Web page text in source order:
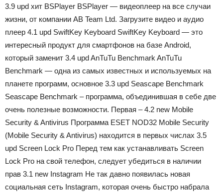
3.9 upd хит BSPlayer BSPlayer — видеоплеер на все случаи
жизни, от компании AB Team Ltd. Загрузите видео и аудио
плеер 4.1 upd SwiftKey Keyboard SwiftKey Keyboard — это
интересный продукт для смартфонов на базе Android,
который заменит 3.4 upd AnTuTu Benchmark AnTuTu
Benchmark — одна из самых известных и используемых на
планете программ, основное 3.3 upd Seascape Benchmark
Seascape Benchmark – программа, объединившая в себе две
очень полезные возможности. Первая – 4.2 new Mobile
Security & Antivirus Программа ESET NOD32 Mobile Security
(Mobile Security & Antivirus) находится в первых числах 3.5
upd Screen Lock Pro Перед тем как устанавливать Screen
Lock Pro на свой телефон, следует убедиться в наличии
прав 3.1 new Instagram Не так давно появилась новая
социальная сеть Instagram, которая очень быстро набрала